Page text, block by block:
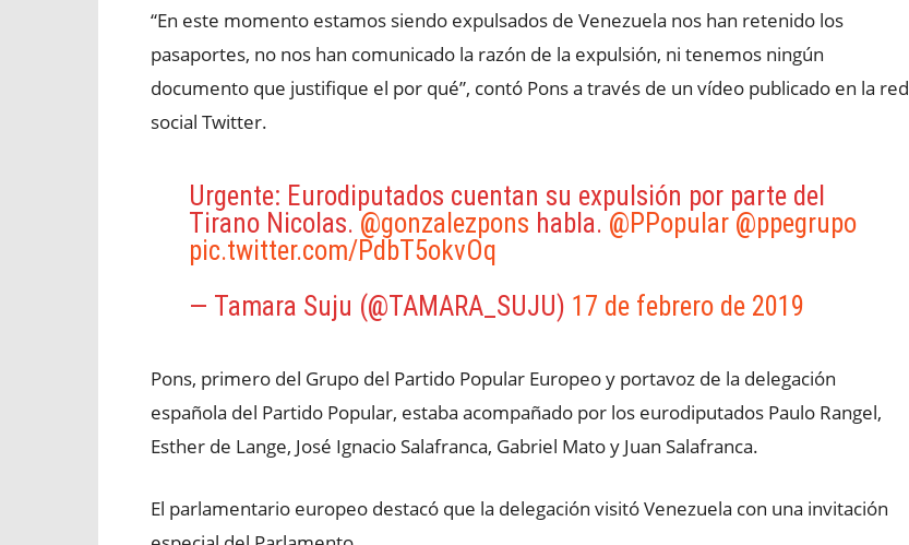
“En este momento estamos siendo expulsados de Venezuela nos han retenido los
pasaportes, no nos han comunicado la razón de la expulsión, ni tenemos ningún
documento que justifique el por qué”, contó Pons a través de un vídeo publicado en la red
social Twitter.
Urgente: Eurodiputados cuentan su expulsión por parte del
Tirano Nicolas. @gonzalezpons habla. @PPopular @ppegrupo
pic.twitter.com/PdbT5okvOq
— Tamara Suju (@TAMARA_SUJU) 17 de febrero de 2019
Pons, primero del Grupo del Partido Popular Europeo y portavoz de la delegación
española del Partido Popular, estaba acompañado por los eurodiputados Paulo Rangel,
Esther de Lange, José Ignacio Salafranca, Gabriel Mato y Juan Salafranca.
El parlamentario europeo destacó que la delegación visitó Venezuela con una invitación